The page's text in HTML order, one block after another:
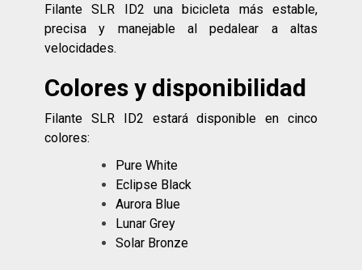
Filante SLR ID2 una bicicleta más estable,
precisa y manejable al pedalear a altas
velocidades.
Colores y disponibilidad
Filante SLR ID2 estará disponible en cinco
colores:
Pure White
Eclipse Black
Aurora Blue
Lunar Grey
Solar Bronze